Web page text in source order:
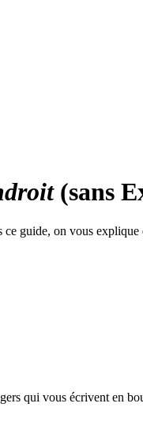
(sans
guide, on vous
qui vous écrivent en